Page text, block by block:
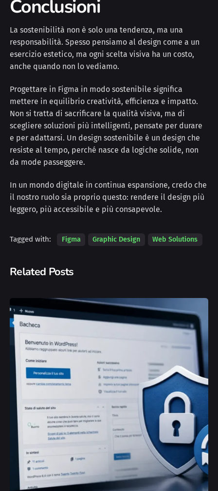
Conclusioni
La sostenibilità non è solo una tendenza, ma una
responsabilità. Spesso pensiamo al design come a un
esercizio estetico, ma ogni scelta visiva ha un costo,
anche quando non lo vediamo.
Progettare in Figma in modo sostenibile significa
mettere in equilibrio creatività, efficienza e impatto.
Non si tratta di sacrificare la qualità visiva, ma di
scegliere soluzioni più intelligenti, pensate per durare
e per adattarsi. Un design sostenibile è un design che
resiste al tempo, perché nasce da logiche solide, non
da mode passeggere.
In un mondo digitale in continua espansione, credo che
il nostro ruolo sia proprio questo: rendere il design più
leggero, più accessibile e più consapevole.
Tagged with: Figma Graphic Design Web Solutions
Related Posts
Posted by